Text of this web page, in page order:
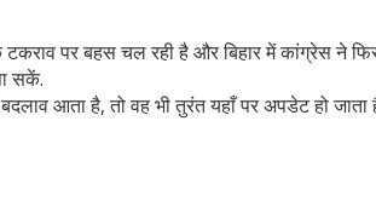
टकराव पर बहस चल रही है और बिहार में कांग्रेस ने
सकें.
आता है, तो वह भी तुरंत यहाँ पर अपडेट हो